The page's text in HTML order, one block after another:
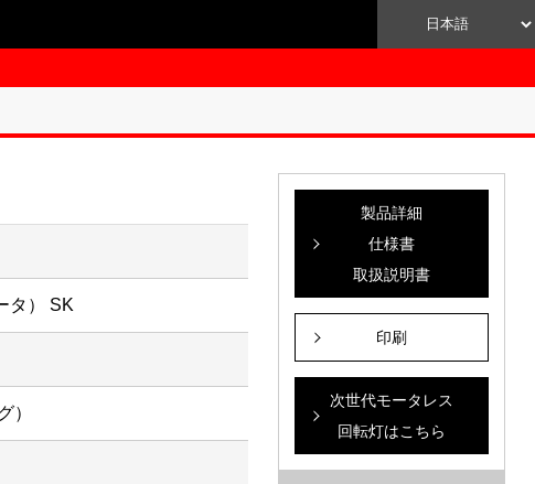
タ） SK
）
製品詳細
仕様書
取扱説明書
印刷
次世代モータレス
回転灯はこちら